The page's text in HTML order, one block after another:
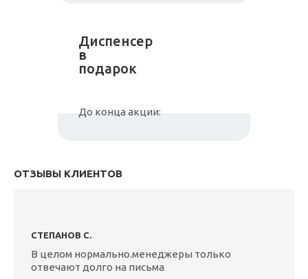
Диспенсер
в
подарок
До конца акции:
ОТЗЫВЫ КЛИЕНТОВ
СТЕПАНОВ С.
В целом нормально.менеджеры только
отвечают долго на письма